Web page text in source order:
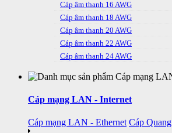
Cáp âm thanh 16 AWG
Cáp âm thanh 18 AWG
Cáp âm thanh 20 AWG
Cáp âm thanh 22 AWG
Cáp âm thanh 24 AWG
Cáp mạng LAN - Internet
Cáp mạng LAN - Ethernet Cáp Quang